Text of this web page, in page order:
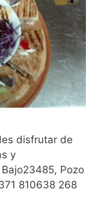
disfrutar de
y
Pozo
810638 268